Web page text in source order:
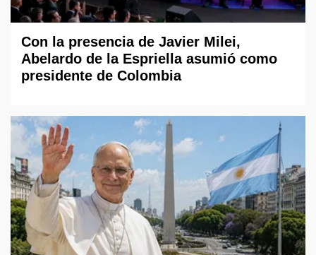
Con la presencia de Javier Milei,
Abelardo de la Espriella asumió como
presidente de Colombia